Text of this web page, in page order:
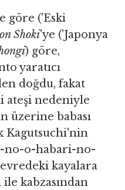
göre ('Eski
Shoki'ye ('Japonya
) göre,
yaratıcı
doğdu, fakat
ateşi nedeniyle
üzerine babası
Kagutsuchi'nin
no-o-habari-no-
kayalara
ile kabzasından